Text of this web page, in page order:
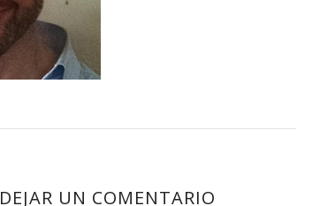
DEJAR UN COMENTARIO